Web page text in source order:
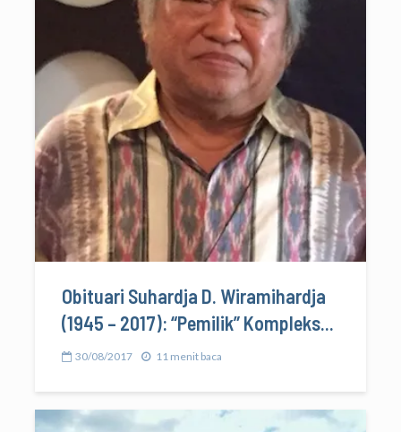
Obituari Suhardja D. Wiramihardja
(1945 – 2017): “Pemilik” Kompleks...
30/08/2017 11 menit baca